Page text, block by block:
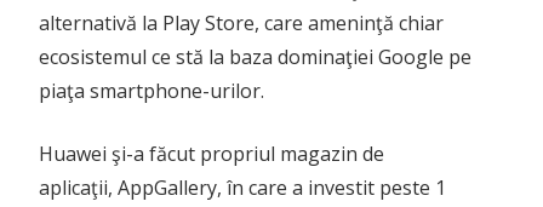
alternativă la Play Store, care ameninţă chiar
ecosistemul ce stă la baza dominaţiei Google pe
piaţa smartphone-urilor.
Huawei şi-a făcut propriul magazin de
aplicaţii, AppGallery, în care a investit peste 1